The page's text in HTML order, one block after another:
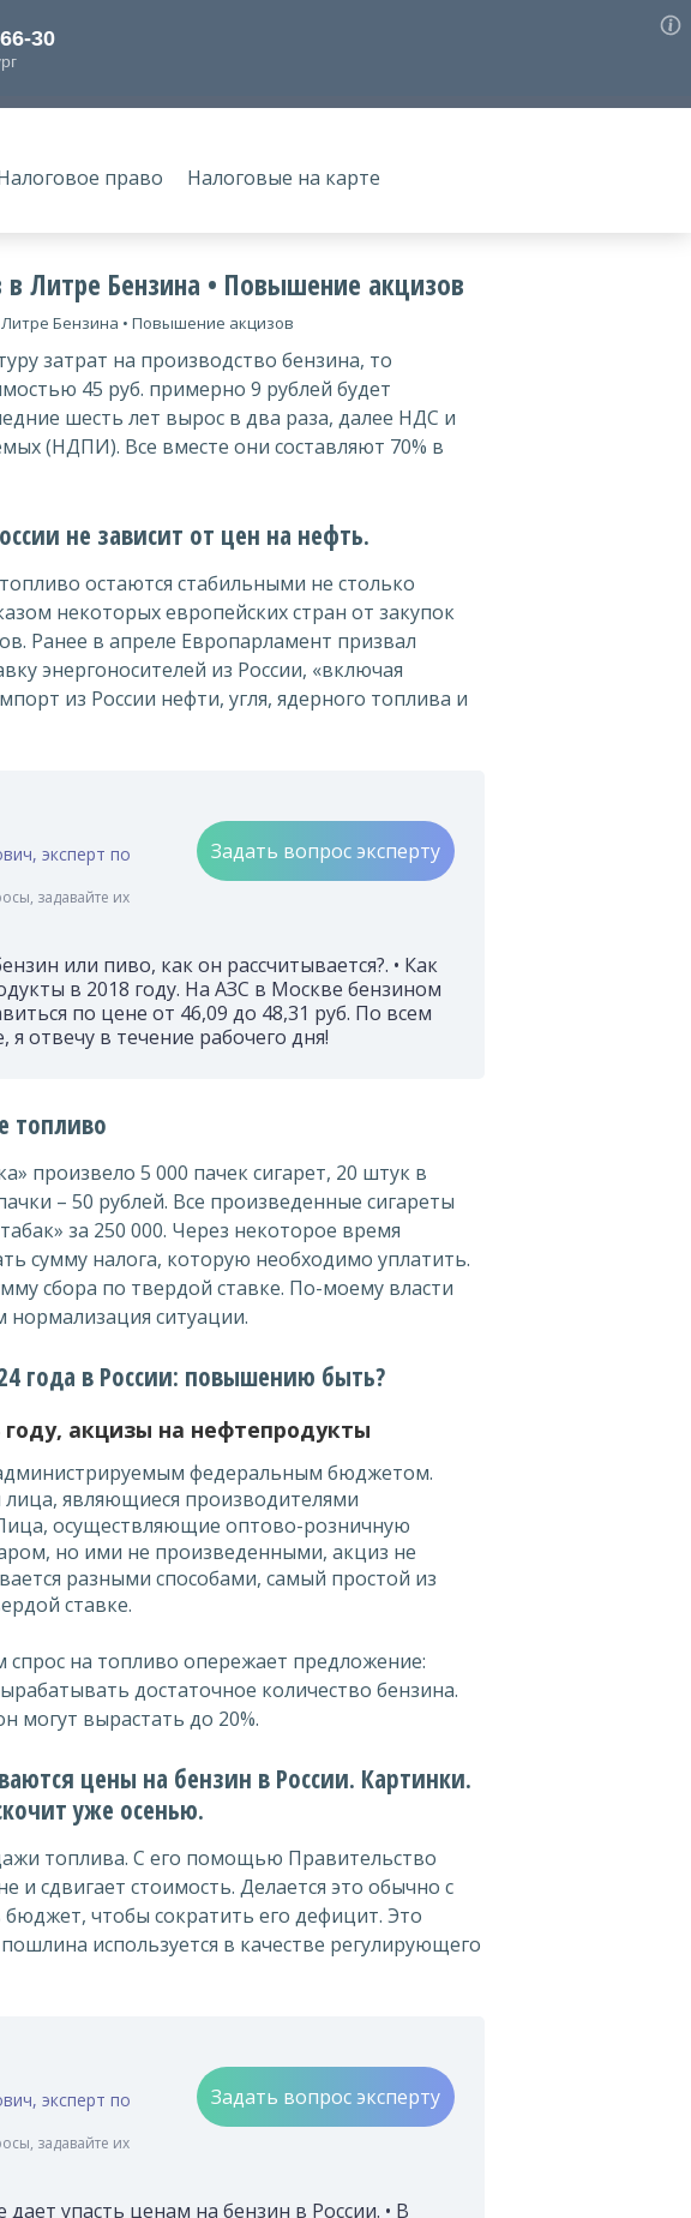
право
Налоговые на карте
Литре Бензина • Повышение акцизов
Бензина • Повышение акцизов
затрат на производство бензина, то
45 руб. примерно 9 рублей будет
шесть лет вырос в два раза, далее НДС и
(НДПИ). Все вместе они составляют 70% в
не зависит от цен на нефть.
остаются стабильными не столько
некоторых европейских стран от закупок
Ранее в апреле Европарламент призвал
энергоносителей из России, «включая
из России нефти, угля, ядерного топлива и
эксперт по
задавайте их
Задать вопрос эксперту
или пиво, как он рассчитывается?. • Как
в 2018 году. На АЗС в Москве бензином
по цене от 46,09 до 48,31 руб. По всем
отвечу в течение рабочего дня!
топливо
произвело 5 000 пачек сигарет, 20 штук в
– 50 рублей. Все произведенные сигареты
за 250 000. Через некоторое время
сумму налога, которую необходимо уплатить.
сбора по твердой ставке. По-моему власти
нормализация ситуации.
года в России: повышению быть?
акцизы на нефтепродукты
федеральным бюджетом.
являющиеся производителями
осуществляющие оптово-розничную
но ими не произведенными, акциз не
разными способами, самый простой из
ставке.
спрос на топливо опережает предложение:
достаточное количество бензина.
могут вырастать до 20%.
цены на бензин в России. Картинки.
уже осенью.
топлива. С его помощью Правительство
и сдвигает стоимость. Делается это обычно с
чтобы сократить его дефицит. Это
используется в качестве регулирующего
эксперт по
задавайте их
Задать вопрос эксперту
упасть ценам на бензин в России. • В